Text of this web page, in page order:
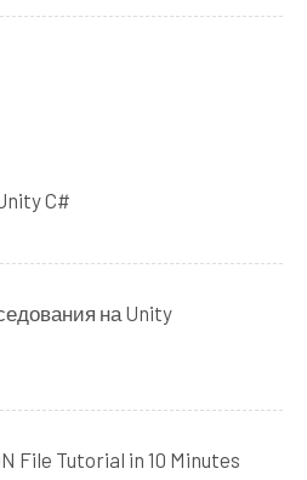
C#
на Unity
File Tutorial in 10 Minutes